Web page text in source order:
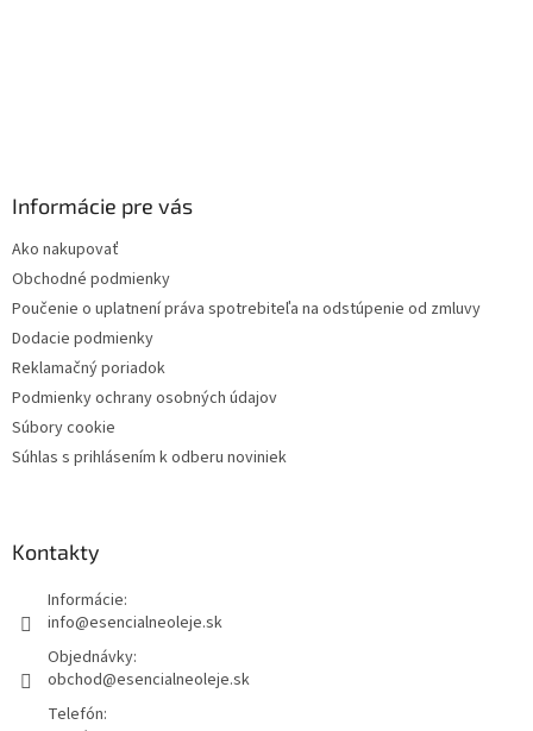
Informácie pre vás
Ako nakupovať
Obchodné podmienky
Poučenie o uplatnení práva spotrebiteľa na odstúpenie od zmluvy
Dodacie podmienky
Reklamačný poriadok
Podmienky ochrany osobných údajov
Súbory cookie
Súhlas s prihlásením k odberu noviniek
Kontakty
Informácie:
info@esencialneoleje.sk
Objednávky:
obchod@esencialneoleje.sk
Telefón: